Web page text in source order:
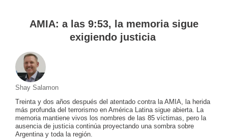
AMIA: a las 9:53, la memoria sigue
exigiendo justicia
Shay Salamon
Treinta y dos años después del atentado contra la AMIA, la herida
más profunda del terrorismo en América Latina sigue abierta. La
memoria mantiene vivos los nombres de las 85 víctimas, pero la
ausencia de justicia continúa proyectando una sombra sobre
Argentina y toda la región.